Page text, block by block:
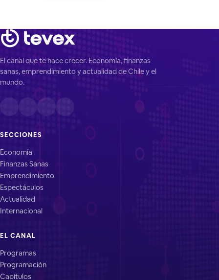
El canal que te hace crecer. Economía, finanzas
sanas, emprendimiento y actualidad de Chile y el
mundo.
SECCIONES
Economía
Finanzas Sanas
Emprendimiento
Espectáculos
Actualidad
Internacional
EL CANAL
Programas
Programación
Capítulos